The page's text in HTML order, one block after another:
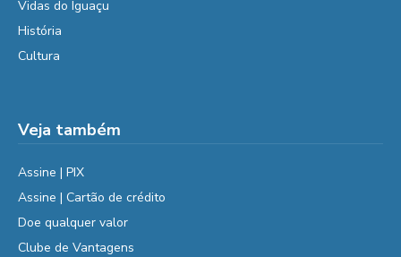
Vidas do Iguaçu
História
Cultura
Veja também
Assine | PIX
Assine | Cartão de crédito
Doe qualquer valor
Clube de Vantagens